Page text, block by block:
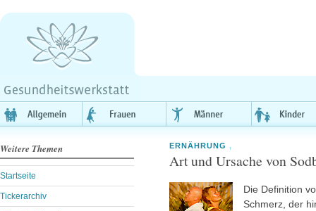
Weitere Themen
Startseite
Tickerarchiv
ERNÄHRUNG ,
Art und Ursache von
Die Definition
Schmerz, der